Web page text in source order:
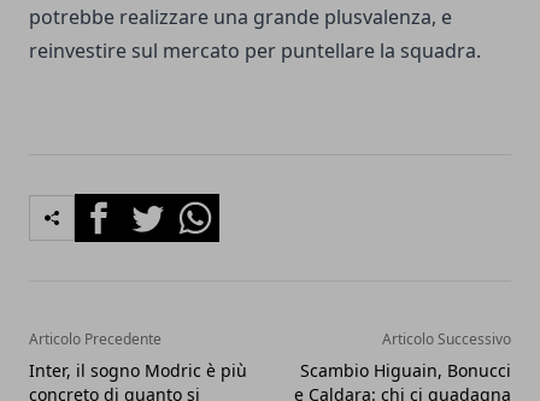
potrebbe realizzare una grande plusvalenza, e
reinvestire sul mercato per puntellare la squadra.
FacebookTwitterWhatsapp
Articolo Precedente
Inter, il sogno Modric è più
concreto di quanto si
Articolo Successivo
Scambio Higuain, Bonucci
e Caldara: chi ci guadagna